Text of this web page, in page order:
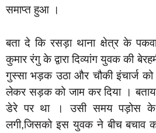
समाप्त हुआ ।
बता दे कि रसड़ा थाना क्षेत्र के
कुमार रंगु के द्वारा दिव्यांग युवक की
गुस्सा भड़क उठा और चौकी इंचार्ज
लेकर सड़क को जाम कर दिया ।
डेरे पर था । उसी समय पड़ोस के
लगी,जिसको इस युवक ने बीच बचाव